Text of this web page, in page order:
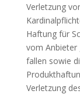
Verletzung
Haftung für
vom Anbieter
fallen sowie
Verletzung